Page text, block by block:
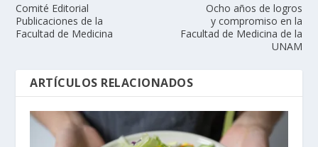
Comité Editorial
Publicaciones de la
Facultad de Medicina
Ocho años de logros
y compromiso en la
Facultad de Medicina de la
UNAM
ARTÍCULOS RELACIONADOS